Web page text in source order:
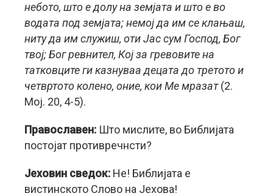
небото, што е долу на земјата и што е во
водата под земјата; немој да им се клањаш,
ниту да им служиш, оти Јас сум Господ, Бог
твој; Бог ревнител, Кој за гревовите на
татковците ги казнуваа децата до третото и
четвртото колено, оние, кои Ме мразат(2.
Мој. 20, 4-5).
Православен: Што мислите, во Библијата
постојат противречнсти?
Јеховин сведок: Не! Библијата е
вистинското Слово на Јехова!